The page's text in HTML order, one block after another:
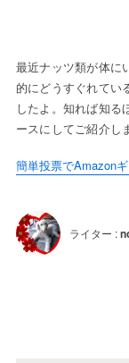
最近ナッツ類が体に
的にどうすぐれてい
したよ。知れば知る
ースにしてご紹介し
簡単投票でAmazon
ライター :